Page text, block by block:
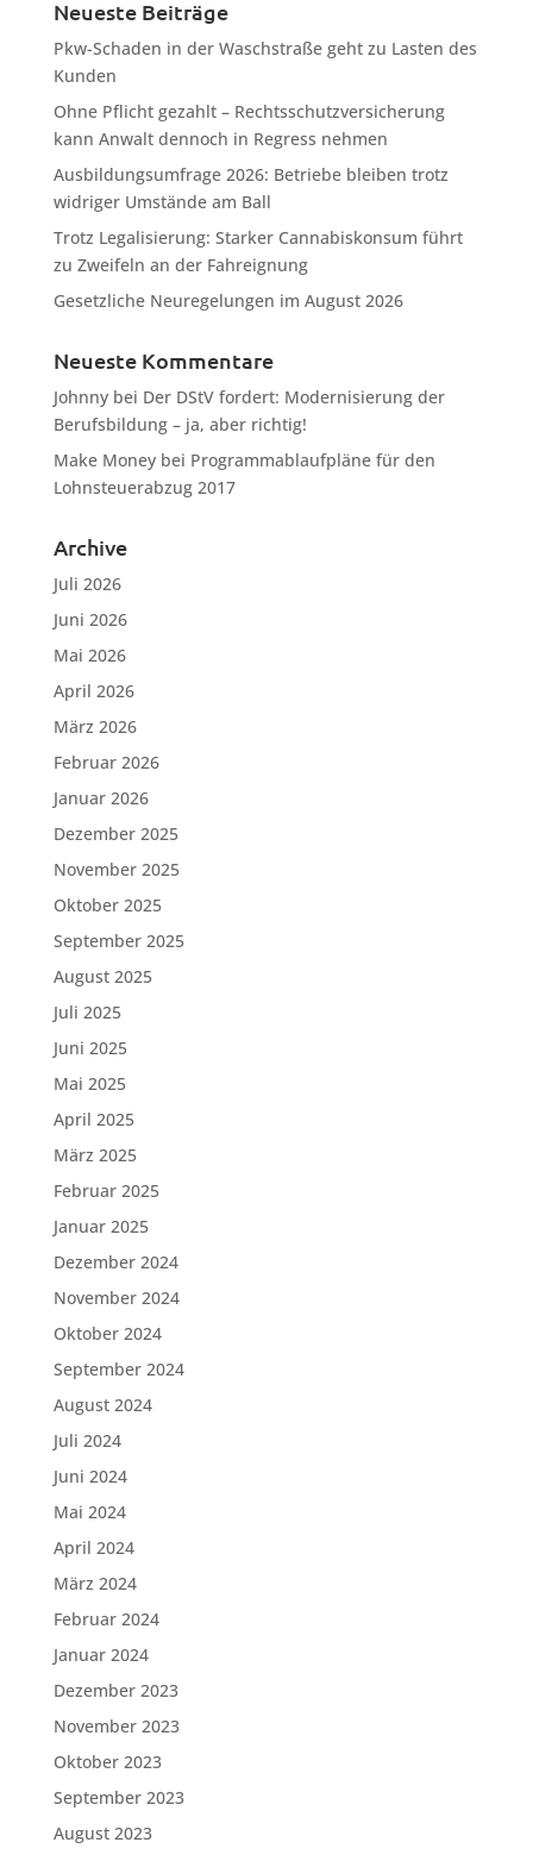
Neueste Beiträge
Pkw-Schaden in der Waschstraße geht zu Lasten des
Kunden
Ohne Pflicht gezahlt – Rechtsschutzversicherung
kann Anwalt dennoch in Regress nehmen
Ausbildungsumfrage 2026: Betriebe bleiben trotz
widriger Umstände am Ball
Trotz Legalisierung: Starker Cannabiskonsum führt
zu Zweifeln an der Fahreignung
Gesetzliche Neuregelungen im August 2026
Neueste Kommentare
Johnnybei Der DStV fordert: Modernisierung der
Berufsbildung – ja, aber richtig!
Make Moneybei Programmablaufpläne für den
Lohnsteuerabzug 2017
Archive
Juli 2026
Juni 2026
Mai 2026
April 2026
März 2026
Februar 2026
Januar 2026
Dezember 2025
November 2025
Oktober 2025
September 2025
August 2025
Juli 2025
Juni 2025
Mai 2025
April 2025
März 2025
Februar 2025
Januar 2025
Dezember 2024
November 2024
Oktober 2024
September 2024
August 2024
Juli 2024
Juni 2024
Mai 2024
April 2024
März 2024
Februar 2024
Januar 2024
Dezember 2023
November 2023
Oktober 2023
September 2023
August 2023